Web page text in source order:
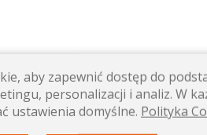
jak Dla Koni. Warto wybierać
aby zapewnić dostęp do
personalizacji i analiz. W
ustawienia domyślne. Polityka